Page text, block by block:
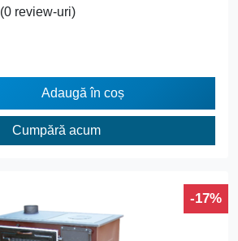
(0 review-uri)
Adaugă în coș
Cumpără acum
-17%